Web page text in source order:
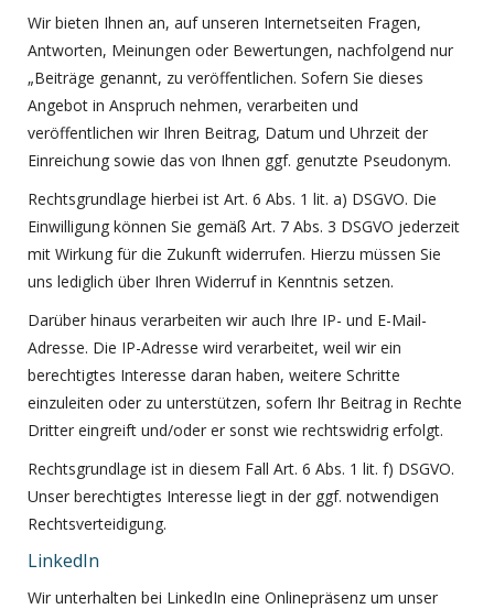
Wir bieten Ihnen an, auf unseren Internetseiten Fragen,
Antworten, Meinungen oder Bewertungen, nachfolgend nur
„Beiträge genannt, zu veröffentlichen. Sofern Sie dieses
Angebot in Anspruch nehmen, verarbeiten und
veröffentlichen wir Ihren Beitrag, Datum und Uhrzeit der
Einreichung sowie das von Ihnen ggf. genutzte Pseudonym.
Rechtsgrundlage hierbei ist Art. 6 Abs. 1 lit. a) DSGVO. Die
Einwilligung können Sie gemäß Art. 7 Abs. 3 DSGVO jederzeit
mit Wirkung für die Zukunft widerrufen. Hierzu müssen Sie
uns lediglich über Ihren Widerruf in Kenntnis setzen.
Darüber hinaus verarbeiten wir auch Ihre IP- und E-Mail-
Adresse. Die IP-Adresse wird verarbeitet, weil wir ein
berechtigtes Interesse daran haben, weitere Schritte
einzuleiten oder zu unterstützen, sofern Ihr Beitrag in Rechte
Dritter eingreift und/oder er sonst wie rechtswidrig erfolgt.
Rechtsgrundlage ist in diesem Fall Art. 6 Abs. 1 lit. f) DSGVO.
Unser berechtigtes Interesse liegt in der ggf. notwendigen
Rechtsverteidigung.
LinkedIn
Wir unterhalten bei LinkedIn eine Onlinepräsenz um unser